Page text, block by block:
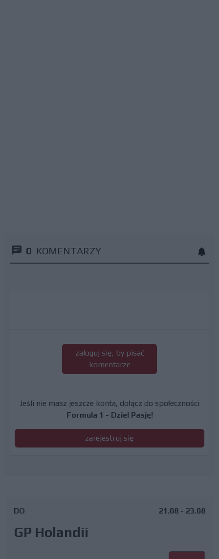
0 KOMENTARZY
zaloguj się, by pisać
komentarze
Jeśli nie masz jeszcze konta, dołącz do społeczności
Formula 1 - Dziel Pasję!
zarejestruj się
DO
GP Holandii
21.08 - 23.08